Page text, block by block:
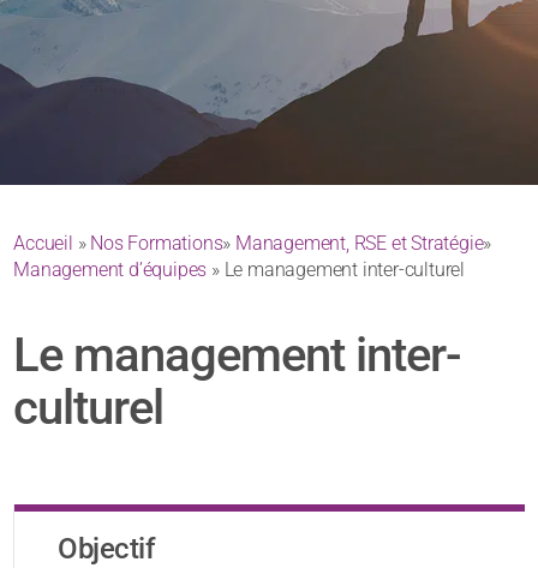
Accueil » Nos Formations» Management, RSE et Stratégie»
Management d’équipes » Le management inter-culturel
Le management inter-
culturel
Objectif